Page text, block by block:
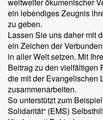
ein lebendiges Zeugnis
zu geben.
Lassen Sie uns daher mit
ein Zeichen der
in aller Welt setzen. Mit
Beitrag zu den vielfältigen
die mit der Evangelischen
zusammenarbeiten.
So unterstützt zum
Solidarität“ (EMS)